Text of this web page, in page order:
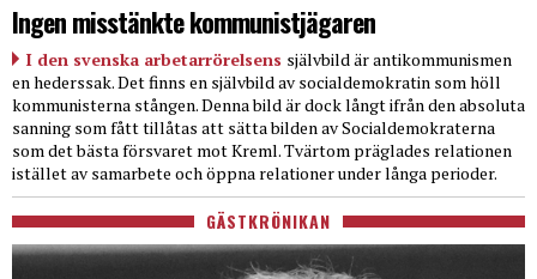
Ingen misstänkte kommunistjägaren
I den svenska arbetarrörelsens självbild är antikommunismen
en hederssak. Det finns en självbild av socialdemokratin som höll
kommunisterna stången. Denna bild är dock långt ifrån den absoluta
sanning som fått tillåtas att sätta bilden av Socialdemokraterna
som det bästa försvaret mot Kreml. Tvärtom präglades relationen
istället av samarbete och öppna relationer under långa perioder.
GÄSTKRÖNIKAN